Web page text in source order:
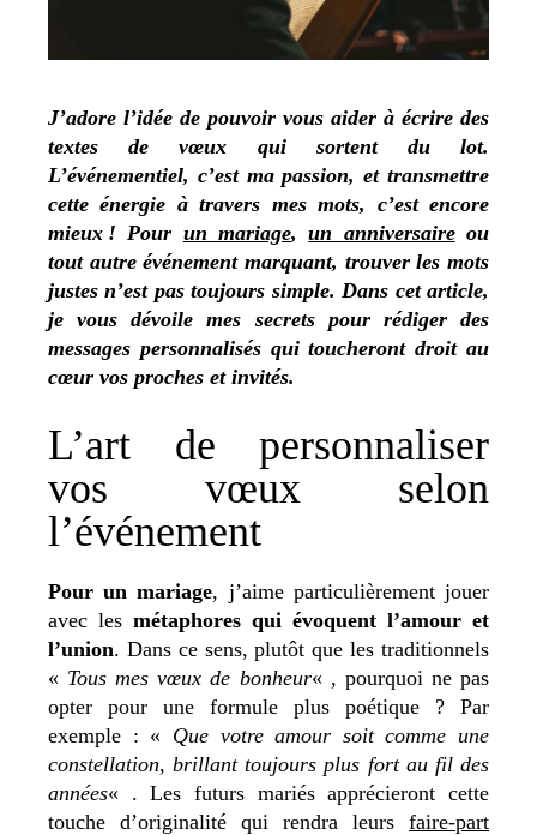
J’adore l’idée de pouvoir vous aider à écrire des
textes de vœux qui sortent du lot.
L’événementiel, c’est ma passion, et transmettre
cette énergie à travers mes mots, c’est encore
mieux ! Pour un mariage,un anniversaireou
tout autre événement marquant, trouver les mots
justes n’est pas toujours simple. Dans cet article,
je vous dévoile mes secrets pour rédiger des
messages personnalisés qui toucheront droit au
cœur vos proches et invités.
L’art de personnaliser
vos vœux selon
l’événement
Pour un mariage, j’aime particulièrement jouer
avec les métaphores qui évoquent l’amour et
l’union. Dans ce sens, plutôt que les traditionnels
« Tous mes vœux de bonheur« , pourquoi ne pas
opter pour une formule plus poétique ? Par
exemple : « Que votre amour soit comme une
constellation, brillant toujours plus fort au fil des
années« . Les futurs mariés apprécieront cette
touche d’originalité qui rendra leurs faire-part